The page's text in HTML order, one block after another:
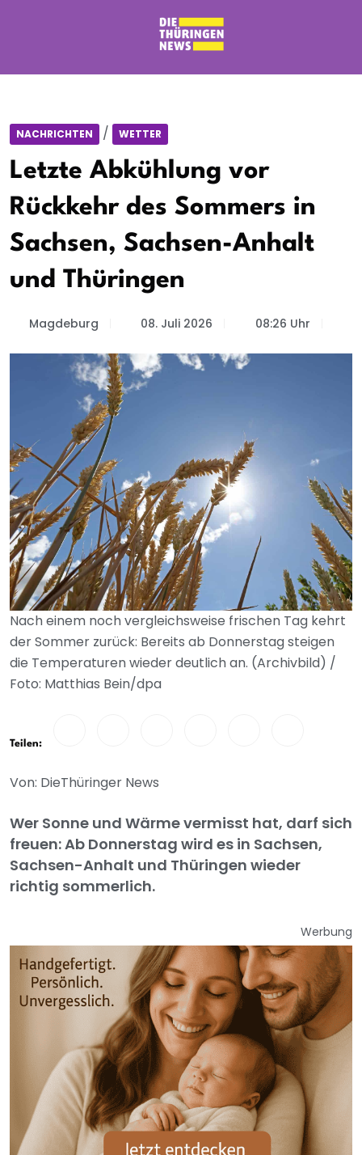
NACHRICHTEN / WETTER
Letzte Abkühlung vor
Rückkehr des Sommers in
Sachsen, Sachsen-Anhalt
und Thüringen
Magdeburg 08. Juli 2026 08:26 Uhr
Nach einem noch vergleichsweise frischen Tag kehrt
der Sommer zurück: Bereits ab Donnerstag steigen
die Temperaturen wieder deutlich an. (Archivbild) /
Foto: Matthias Bein/dpa
Teilen:
Von: DieThüringer News
Wer Sonne und Wärme vermisst hat, darf sich
freuen: Ab Donnerstag wird es in Sachsen,
Sachsen-Anhalt und Thüringen wieder
richtig sommerlich.
Werbung